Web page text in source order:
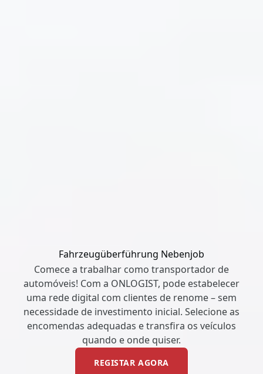
Fahrzeugüberführung Nebenjob
Comece a trabalhar como transportador de
automóveis! Com a ONLOGIST, pode estabelecer
uma rede digital com clientes de renome – sem
necessidade de investimento inicial. Selecione as
encomendas adequadas e transfira os veículos
quando e onde quiser.
REGISTAR AGORA